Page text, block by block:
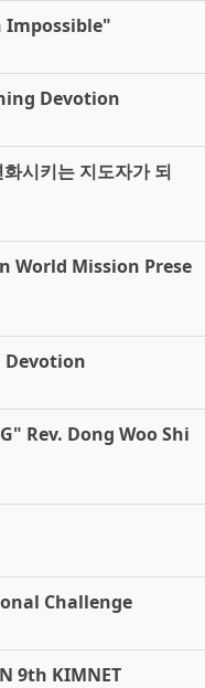
Impossible"
Devotion
시키는 지도자가 되
World Mission Prese
Devotion
Rev. Dong Woo Shi
Challenge
9th KIMNET